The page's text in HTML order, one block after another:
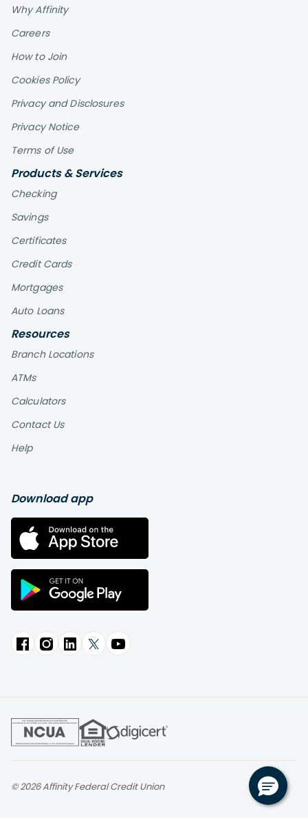
Why Affinity
Careers
How to Join
Cookies Policy
Privacy and Disclosures
Privacy Notice
Terms of Use
Products & Services
Checking
Savings
Certificates
Credit Cards
Mortgages
Auto Loans
Resources
Branch Locations
ATMs
Calculators
Contact Us
Help
Download app
© 2026 Affinity Federal Credit Union